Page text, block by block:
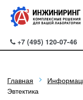
+7 (495) 120-07-46
Главная
Эвтектика